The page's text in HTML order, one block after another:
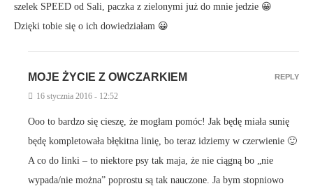
szelek SPEED od Sali, paczka z zielonymi już do mnie jedzie 😀
Dzięki tobie się o ich dowiedziałam 😀
MOJE ŻYCIE Z OWCZARKIEM
16 stycznia 2016 - 12:52
Ooo to bardzo się cieszę, że mogłam pomóc! Jak będę miała sunię
będę kompletowała błękitna linię, bo teraz idziemy w czerwienie 🙂
A co do linki – to niektore psy tak maja, że nie ciągną bo „nie
wypada/nie można” poprostu są tak nauczone. Ja bym stopniowo
REPLY